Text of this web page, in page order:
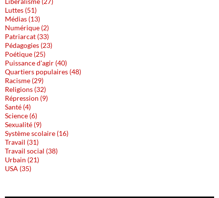
Luttes (51)
Médias (13)
Numérique (2)
Patriarcat (33)
Pédagogies (23)
Poétique (25)
Puissance d'agir (40)
Quartiers populaires (48)
Racisme (29)
Religions (32)
Répression (9)
Santé (4)
Science (6)
Sexualité (9)
Système scolaire (16)
Travail (31)
Travail social (38)
Urbain (21)
USA (35)